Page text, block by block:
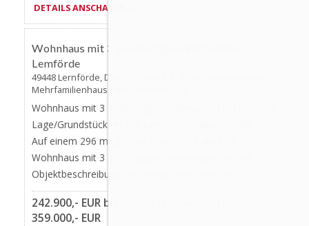
DETAILS ANSCHAUEN »
Wohnhaus mit 3 großzügigen Wohnungen in
Lemförde
49448 Lernförde, Doktorstraße 2 | Eigentumswohnung -
Mehrfamilienhaus - Neubauwohnung
Wohnhaus mit 3 großzügigen Wohnungen in Lemförde
Lage/Grundstück: 49448 Lernförde, Doktorstraße 2;
Auf einem 296 m² großen Grundstück wird ein
Wohnhaus mit 3 großzügigen Wohnungen erstellt.
Objektbeschreibung: Wohnhaus mit Satteldach. […]
242.900,- EUR bis
359.000,- EUR